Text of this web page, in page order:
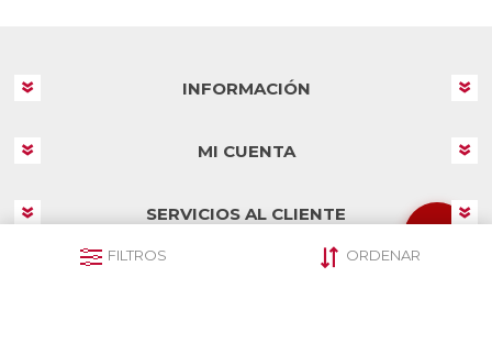
INFORMACIÓN
MI CUENTA
SERVICIOS AL CLIENTE
FILTROS ORDENAR